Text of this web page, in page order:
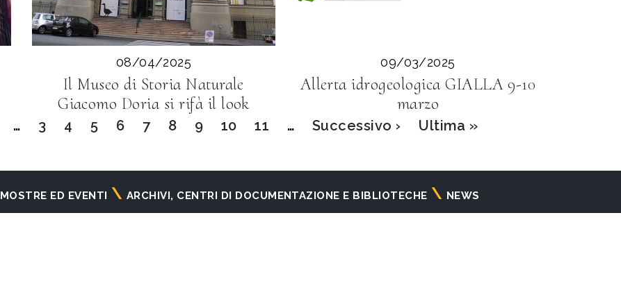
08/04/2025
Il Museo di Storia Naturale
Giacomo Doria si rifà il look
09/03/2025
Allerta idrogeologica GIALLA 9-10
marzo
… Page
3 Page
4 Page
5 Page
6
Pagina
7 Page
8 Page
9 Page
10 Page
11 …
Pagina
Successivo ›
Ultima
Ultima »
MOSTRE ED EVENTI ARCHIVI, CENTRI DI DOCUMENTAZIONE E BIBLIOTECHE NEWS